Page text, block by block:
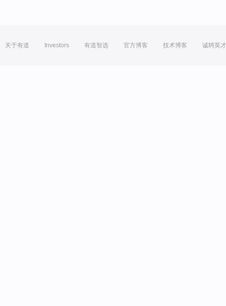
关于有道 Investors 有道智选 官方博客 技术博客 诚聘英才